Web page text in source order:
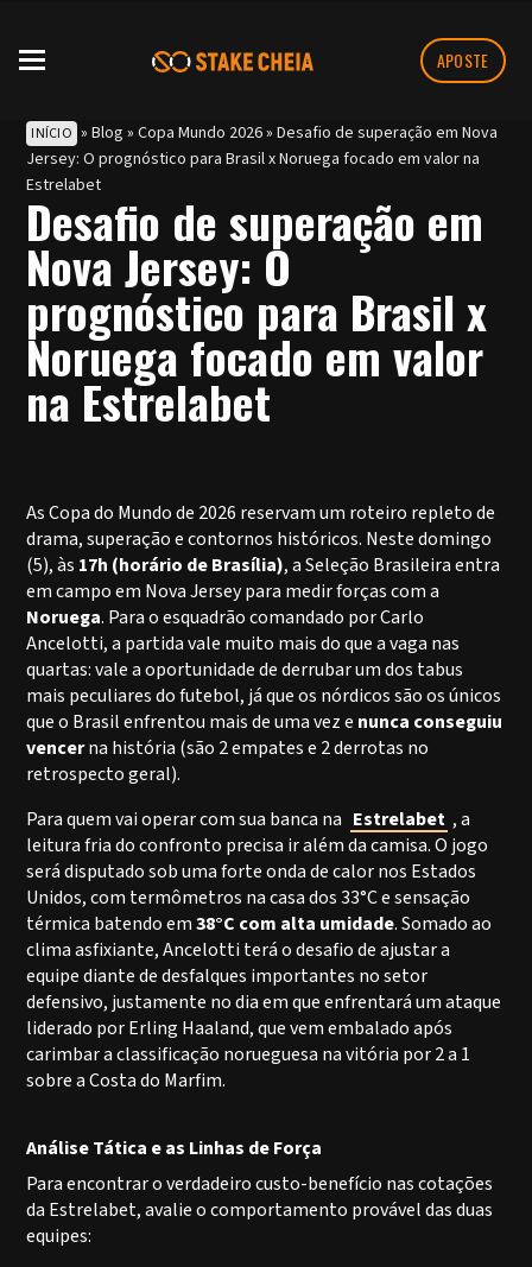
APOSTE
INÍCIO » Blog » Copa Mundo 2026» Desafio de superação em Nova
Jersey: O prognóstico para Brasil x Noruega focado em valor na
Estrelabet
Desafio de superação em
Nova Jersey: O
prognóstico para Brasil x
Noruega focado em valor
na Estrelabet
As Copa do Mundo de 2026 reservam um roteiro repleto de
drama, superação e contornos históricos. Neste domingo
(5), às 17h (horário de Brasília), a Seleção Brasileira entra
em campo em Nova Jersey para medir forças com a
Noruega. Para o esquadrão comandado por Carlo
Ancelotti, a partida vale muito mais do que a vaga nas
quartas: vale a oportunidade de derrubar um dos tabus
mais peculiares do futebol, já que os nórdicos são os únicos
que o Brasil enfrentou mais de uma vez e nunca conseguiu
vencerna história (são 2 empates e 2 derrotas no
retrospecto geral).
Para quem vai operar com sua banca na Estrelabet , a
leitura fria do confronto precisa ir além da camisa. O jogo
será disputado sob uma forte onda de calor nos Estados
Unidos, com termômetros na casa dos 33°C e sensação
térmica batendo em38°C com alta umidade. Somado ao
clima asfixiante, Ancelotti terá o desafio de ajustar a
equipe diante de desfalques importantes no setor
defensivo, justamente no dia em que enfrentará um ataque
liderado por Erling Haaland, que vem embalado após
carimbar a classificação norueguesa na vitória por 2 a 1
sobre a Costa do Marfim.
Análise Tática e as Linhas de Força
Para encontrar o verdadeiro custo-benefício nas cotações
da Estrelabet, avalie o comportamento provável das duas
equipes: